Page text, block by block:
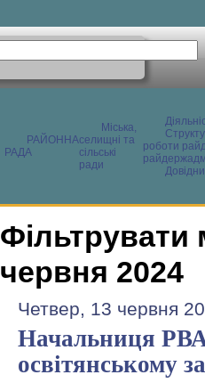
РАЙОННА
РАДА
Міська,
селищні та
сільські
ради
роботи
Фільтрувати
червня 2024
Четвер, 13 червня
Начальниця
освітянському